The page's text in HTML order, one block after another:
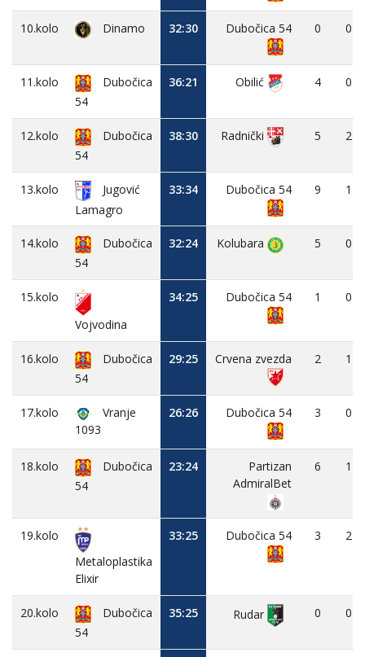
10.kolo Dinamo 32:30 Dubočica 54 0 0
11.kolo
Dubočica
54
36:21 Obilić 4 0
12.kolo
Dubočica
54
38:30 Radnički 5 2
13.kolo
Jugović
Lamagro
33:34 Dubočica 54 9 1
14.kolo
Dubočica
54
32:24 Kolubara 5 0
15.kolo
Vojvodina
34:25 Dubočica 54 1 0
16.kolo
Dubočica
54
29:25 Crvena zvezda 2 1
17.kolo
Vranje
1093
26:26 Dubočica 54 3 0
18.kolo
Dubočica
54
23:24
Partizan
AdmiralBet
6 1
19.kolo
Metaloplastika
Elixir
33:25 Dubočica 54 3 2
20.kolo
Dubočica
54
35:25 Rudar 0 0